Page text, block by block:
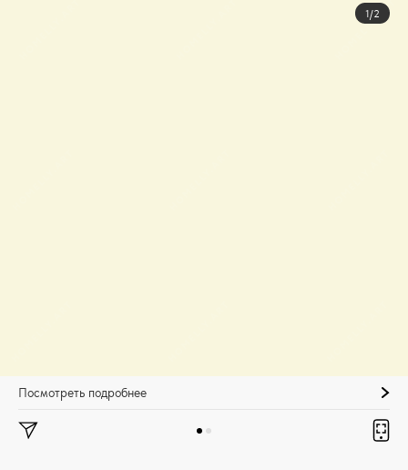
1/2
Посмотреть подробнее